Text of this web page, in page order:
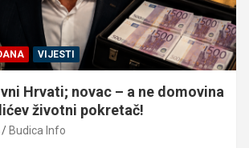
VIJESTI
Hrvati; novac – a ne domovina
životni pokretač!
Budica Info